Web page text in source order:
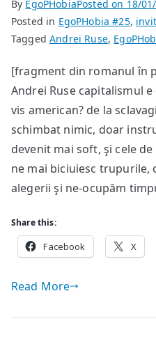
By EgoPHobiaPosted on 18/
Posted in EgoPHobia #25,
TaggedAndrei Ruse,
[fragment din romanul în
Andrei Ruse capitalismul
vis american? de la
schimbat nimic, doar
devenit mai soft, şi cele
ne mai biciuiesc trupurile,
alegerii şi ne-ocupăm
Share this:
Facebook X
Read More